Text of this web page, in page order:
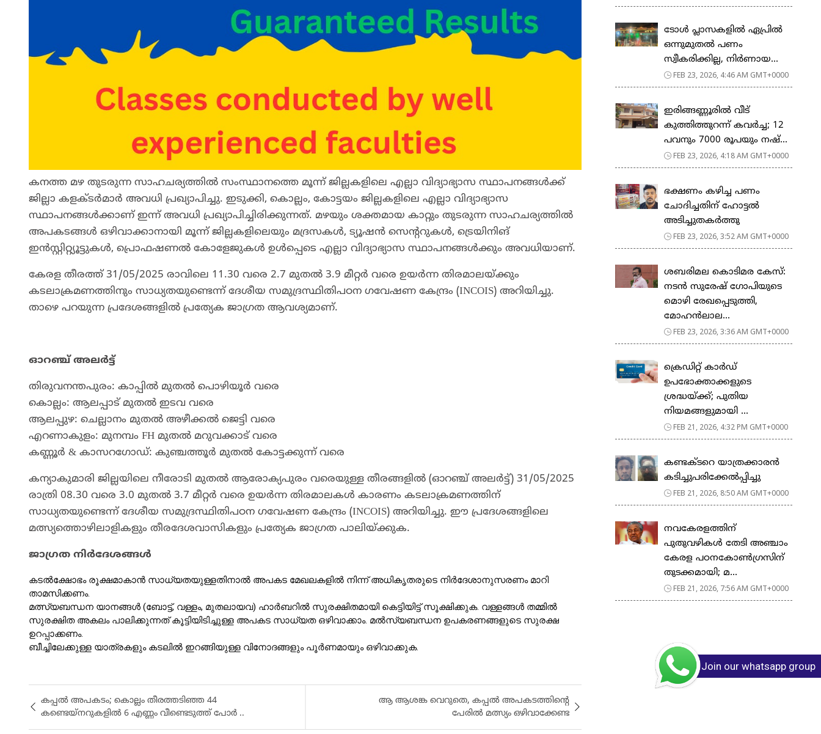
കനത്ത മഴ തുടരുന്ന സാഹചര്യത്തിൽ സംസ്ഥാനത്തെ മൂന്ന് ജില്ലകളിലെ എല്ലാ വിദ്യാഭ്യാസ സ്ഥാപനങ്ങൾക്ക്
ജില്ലാ കളക്ടർമാർ അവധി പ്രഖ്യാപിച്ചു. ഇടുക്കി, കൊല്ലം, കോട്ടയം ജില്ലകളിലെ എല്ലാ വിദ്യാഭ്യാസ
സ്ഥാപനങ്ങൾക്കാണ് ഇന്ന് അവധി പ്രഖ്യാപിച്ചിരിക്കുന്നത്. മഴയും ശക്തമായ കാറ്റും തുടരുന്ന സാഹചര്യത്തിൽ
അപകടങ്ങൾ ഒഴിവാക്കാനായി മൂന്ന് ജില്ലകളിലെയും മദ്രസകൾ, ട്യൂഷൻ സെന്ററുകൾ, ട്രെയിനിങ്
ഇൻസ്റ്റിറ്റ്യൂട്ടുകൾ, പ്രൊഫഷണൽ കോളേജുകൾ ഉൾപ്പെടെ എല്ലാ വിദ്യാഭ്യാസ സ്ഥാപനങ്ങൾക്കും അവധിയാണ്.
കേരള തീരത്ത് 31/05/2025 രാവിലെ 11.30 വരെ 2.7 മുതൽ 3.9 മീറ്റർ വരെ ഉയർന്ന തിരമാലയ്ക്കും
കടലാക്രമണത്തിനും സാധ്യതയുണ്ടെന്ന് ദേശീയ സമുദ്രസ്ഥിതിപഠന ഗവേഷണ കേന്ദ്രം (INCOIS) അറിയിച്ചു.
താഴെ പറയുന്ന പ്രദേശങ്ങളിൽ പ്രത്യേക ജാഗ്രത ആവശ്യമാണ്.
ഓറഞ്ച് അലർട്ട്
തിരുവനന്തപുരം: കാപ്പിൽ മുതൽ പൊഴിയൂർ വരെ
കൊല്ലം: ആലപ്പാട് മുതൽ ഇടവ വരെ
ആലപ്പുഴ: ചെല്ലാനം മുതൽ അഴീക്കൽ ജെട്ടി വരെ
എറണാകുളം: മുനമ്പം FH മുതൽ മറുവക്കാട് വരെ
കണ്ണൂർ & കാസറഗോഡ്: കുഞ്ചത്തൂർ മുതൽ കോട്ടക്കുന്ന് വരെ
കന്യാകുമാരി ജില്ലയിലെ നീരോടി മുതൽ ആരോക്യപുരം വരെയുള്ള തീരങ്ങളിൽ (ഓറഞ്ച് അലർട്ട്) 31/05/2025
രാത്രി 08.30 വരെ 3.0 മുതൽ 3.7 മീറ്റർ വരെ ഉയർന്ന തിരമാലകൾ കാരണം കടലാക്രമണത്തിന്
സാധ്യതയുണ്ടെന്ന് ദേശീയ സമുദ്രസ്ഥിതിപഠന ഗവേഷണ കേന്ദ്രം (INCOIS) അറിയിച്ചു. ഈ പ്രദേശങ്ങളിലെ
മത്സ്യത്തൊഴിലാളികളും തീരദേശവാസികളും പ്രത്യേക ജാഗ്രത പാലിയ്ക്കുക.
ജാഗ്രത നിർദേശങ്ങൾ
കടൽക്ഷോഭം രൂക്ഷമാകാൻ സാധ്യതയുള്ളതിനാൽ അപകട മേഖലകളിൽ നിന്ന് അധികൃതരുടെ നിർദേശാനുസരണം മാറി
താമസിക്കണം.
മത്സ്യബന്ധന യാനങ്ങൾ (ബോട്ട്, വള്ളം, മുതലായവ) ഹാർബറിൽ സുരക്ഷിതമായി കെട്ടിയിട്ട് സൂക്ഷിക്കുക. വള്ളങ്ങൾ തമ്മിൽ
സുരക്ഷിത അകലം പാലിക്കുന്നത് കൂട്ടിയിടിച്ചുള്ള അപകട സാധ്യത ഒഴിവാക്കാം. മൽസ്യബന്ധന ഉപകരണങ്ങളുടെ സുരക്ഷ
ഉറപ്പാക്കണം.
ബീച്ചിലേക്കുള്ള യാത്രകളും കടലിൽ ഇറങ്ങിയുള്ള വിനോദങ്ങളും പൂർണമായും ഒഴിവാക്കുക.
കപ്പൽ അപകടം; കൊല്ലം തീരത്തടിഞ്ഞ 44
കണ്ടെയ്‌നറുകളില്‍ 6 എണ്ണം വീണ്ടെടുത്ത് പോർ ..
ആ ആശങ്ക വെറുതെ, കപ്പല്‍ അപകടത്തിന്റെ
പേരിൽ മത്സ്യം ഒഴിവാക്കേണ്ട
ടോള്‍ പ്ലാസകളില്‍ ഏപ്രില്‍
ഒന്നുമുതല്‍ പണം
സ്വീകരിക്കില്ല, നിര്‍ണായ...
FEB 23, 2026, 4:46 AM GMT+0000
ഇരിങ്ങണ്ണൂരിൽ വീട്
കുത്തിത്തുറന്ന് കവർച്ച; 12
പവനും 7000 രൂപയും നഷ്...
FEB 23, 2026, 4:18 AM GMT+0000
ഭക്ഷണം കഴിച്ച പണം
ചോദിച്ചതിന് ഹോട്ടൽ
അടിച്ചുതകർത്തു
FEB 23, 2026, 3:52 AM GMT+0000
ശബരിമല കൊടിമര കേസ്:
നടൻ സുരേഷ് ഗോപിയുടെ
മൊഴി രേഖപ്പെടുത്തി,
മോഹൻലാല...
FEB 23, 2026, 3:36 AM GMT+0000
ക്രെഡിറ്റ് കാർഡ്
ഉപഭോക്താക്കളുടെ
ശ്രദ്ധയ്ക്ക്; പുതിയ
നിയമങ്ങളുമായി ...
FEB 21, 2026, 4:32 PM GMT+0000
കണ്ടക്ടറെ യാത്രക്കാരൻ
കടിച്ചുപരിക്കേൽപ്പിച്ചു
FEB 21, 2026, 8:50 AM GMT+0000
നവകേരളത്തിന്
പുതുവഴികൾ തേടി അഞ്ചാം
കേരള പഠനകോൺഗ്രസിന്
തുടക്കമായി; മ...
FEB 21, 2026, 7:56 AM GMT+0000
Join our whatsapp group